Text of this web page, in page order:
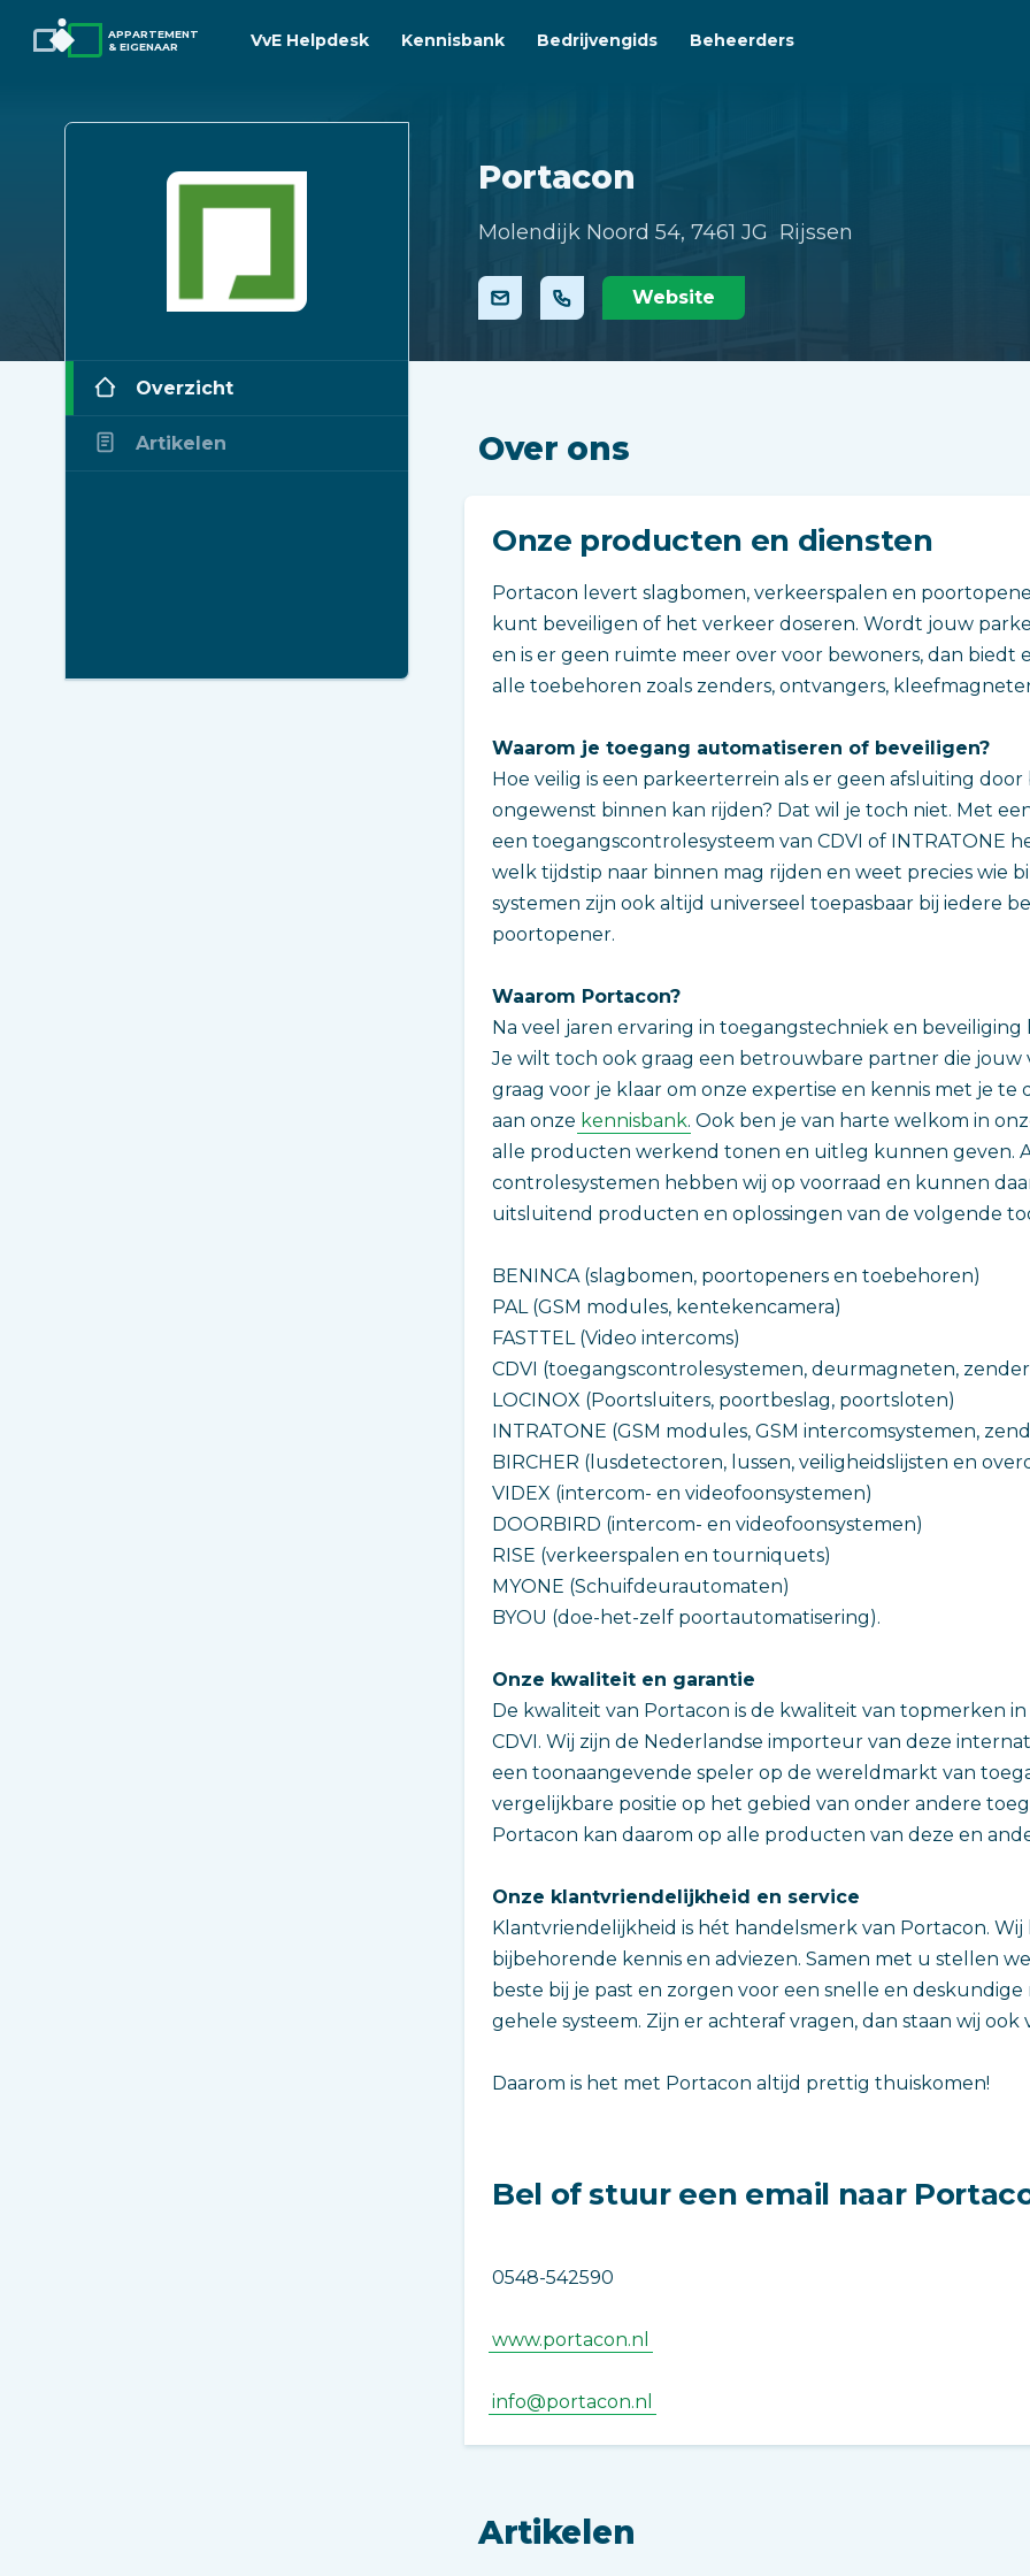
APPARTEMENT
& EIGENAAR
VvE Helpdesk Kennisbank Bedrijvengids Beheerders
Portacon
Molendijk Noord 54, 7461 JG Rijssen
Website
Overzicht
Artikelen Over ons
Onze producten en diensten
Portacon levert slagbomen, verkeerspalen en
kunt beveiligen of het verkeer doseren. Wordt jouw
en is er geen ruimte meer over voor bewoners, dan biedt
alle toebehoren zoals zenders, ontvangers,
Waarom je toegang automatiseren of beveiligen?
Hoe veilig is een parkeerterrein als er geen afsluiting
ongewenst binnen kan rijden? Dat wil je toch niet. Met
een toegangscontrolesysteem van CDVI of INTRATONE
welk tijdstip naar binnen mag rijden en weet precies wie
systemen zijn ook altijd universeel toepasbaar bij iedere
poortopener.
Waarom Portacon?
Na veel jaren ervaring in toegangstechniek en
Je wilt toch ook graag een betrouwbare partner die jouw
graag voor je klaar om onze expertise en kennis met je
aan onze kennisbank. Ook ben je van harte welkom in
alle producten werkend tonen en uitleg kunnen geven.
controlesystemen hebben wij op voorraad en kunnen
uitsluitend producten en oplossingen van de volgende
BENINCA (slagbomen, poortopeners en toebehoren)
PAL (GSM modules, kentekencamera)
FASTTEL (Video intercoms)
CDVI (toegangscontrolesystemen, deurmagneten,
LOCINOX (Poortsluiters, poortbeslag, poortsloten)
INTRATONE (GSM modules, GSM intercomsystemen,
BIRCHER (lusdetectoren, lussen, veiligheidslijsten en
VIDEX (intercom- en videofoonsystemen)
DOORBIRD (intercom- en videofoonsystemen)
RISE (verkeerspalen en tourniquets)
MYONE (Schuifdeurautomaten)
BYOU (doe-het-zelf poortautomatisering).
Onze kwaliteit en garantie
De kwaliteit van Portacon is de kwaliteit van topmerken
CDVI. Wij zijn de Nederlandse importeur van deze
een toonaangevende speler op de wereldmarkt van
vergelijkbare positie op het gebied van onder andere
Portacon kan daarom op alle producten van deze en
Onze klantvriendelijkheid en service
Klantvriendelijkheid is hét handelsmerk van Portacon.
bijbehorende kennis en adviezen. Samen met u stellen
beste bij je past en zorgen voor een snelle en
gehele systeem. Zijn er achteraf vragen, dan staan wij ook
Daarom is het met Portacon altijd prettig thuiskomen!
Bel of stuur een email naar
0548-542590
www.portacon.nl
info@portacon.nl
Artikelen